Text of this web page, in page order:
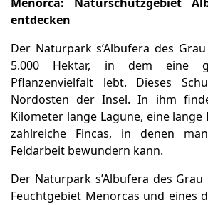
entdecken
Der Naturpark s’Albufera des
5.000 Hektar, in dem eine
Pflanzenvielfalt lebt. Dieses
Nordosten der Insel. In ihm
Kilometer lange Lagune, eine
zahlreiche Fincas, in denen
Feldarbeit bewundern kann.
Der Naturpark s’Albufera des
Feuchtgebiet Menorcas und eines